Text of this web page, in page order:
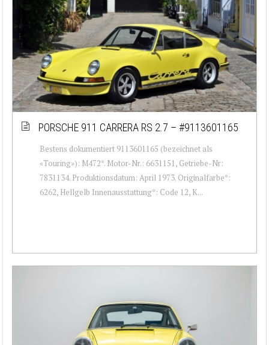
PORSCHE 911 CARRERA RS 2.7 – #9113601165
Bestens dokumentiert 9113601165 (bezeichnet als
«Touring»): M472*. Motor-Nr.: 6631151, Getriebe-Nr:
7831134. Produktionsdatum: April 1973. Originalfarbe*:
6262, Hellgelb Innenausstattung*: Code 12, K...